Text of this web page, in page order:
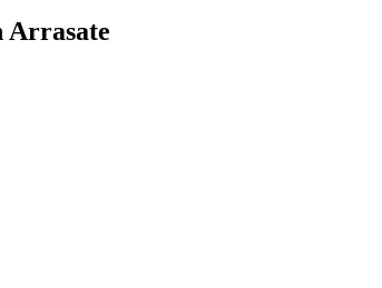
Arrasate